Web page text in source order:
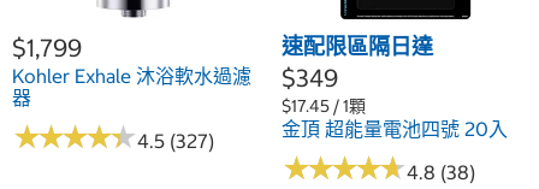
$1,799
Kohler Exhale 沐浴軟水過濾
器
★★★★★
★★★★★4.5 (327)
速配限區隔日達
$349
$17.45 / 1顆
金頂 超能量電池四號 20入
★★★★★
★★★★★4.8 (38)